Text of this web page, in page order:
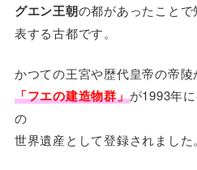
グエン王朝の都があったこと
表する古都です。
かつての王宮や歴代皇帝の帝陵
「フエの建造物群」が1993年
の
世界遺産として登録されました。